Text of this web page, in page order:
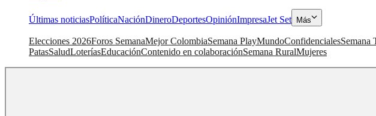
Últimas noticiasPolíticaNaciónDineroDeportesOpiniónImpresaJet Set Más
Elecciones 2026Foros SemanaMejor ColombiaSemana PlayMundoConfidencialesSemana
PatasSaludLoteríasEducaciónContenido en colaboraciónSemana RuralMujeres